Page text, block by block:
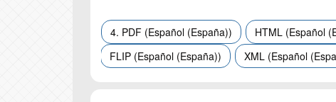
4. PDF (Español (España))
HTML (Español
FLIP (Español (España))
XML (Español